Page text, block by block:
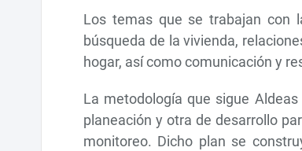
Los temas que se trabajan con
búsqueda de la vivienda,
hogar, así como comunicación y
La metodología que sigue
planeación y otra de desarrollo
monitoreo. Dicho plan se